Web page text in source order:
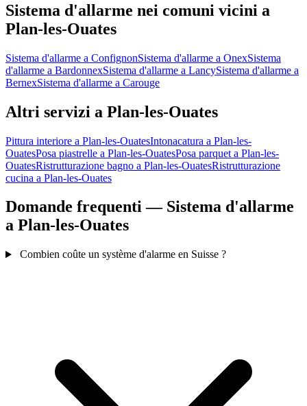
Sistema d'allarme nei comuni vicini a
Plan-les-Ouates
Sistema d'allarme a ConfignonSistema d'allarme a OnexSistema
d'allarme a BardonnexSistema d'allarme a LancySistema d'allarme a
BernexSistema d'allarme a Carouge
Altri servizi a Plan-les-Ouates
Pittura interiore a Plan-les-OuatesIntonacatura a Plan-les-
OuatesPosa piastrelle a Plan-les-OuatesPosa parquet a Plan-les-
OuatesRistrutturazione bagno a Plan-les-OuatesRistrutturazione
cucina a Plan-les-Ouates
Domande frequenti — Sistema d'allarme
a Plan-les-Ouates
Combien coûte un système d'alarme en Suisse ?